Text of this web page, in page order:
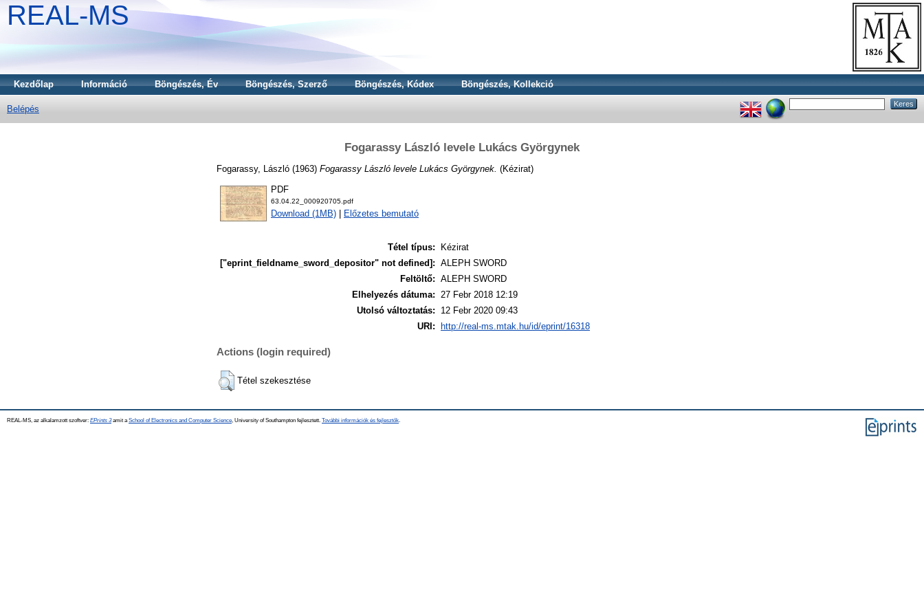
REAL-MS
Kezdőlap Információ Böngészés, Év Böngészés, Szerző Böngészés, Kódex Böngészés, Kollekció
Belépés
Fogarassy László levele Lukács Györgynek
Fogarassy, László (1963) Fogarassy László levele Lukács Györgynek. (Kézirat)
PDF
63.04.22_000920705.pdf
Download (1MB) Előzetes bemutató
Tétel típus:
Kézirat
["eprint_fieldname_sword_depositor" not defined]: ALEPH SWORD
Feltöltő: ALEPH SWORD
Elhelyezés dátuma: 27 Febr 2018 12:19
Utolsó változtatás:
12 Febr 2020 09:43
URI:
http://real-ms.mtak.hu/id/eprint/16318
Actions (login required)
Tétel szekesztése
REAL-MS, az alkalamzott szoftver: EPrints 3amit a School of Electronics and Computer Science , University of Southampton fejlesztett. További információk és fejlesztők